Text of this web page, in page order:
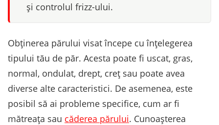
și controlul frizz-ului.
Obținerea părului visat începe cu înțelegerea
tipului tău de păr. Acesta poate fi uscat, gras,
normal, ondulat, drept, creț sau poate avea
diverse alte caracteristici. De asemenea, este
posibil să ai probleme specifice, cum ar fi
mătreața sau căderea părului. Cunoașterea